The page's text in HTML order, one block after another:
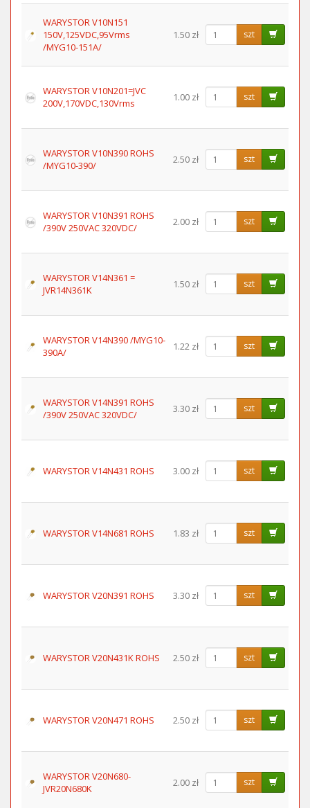
WARYSTOR V10N151
150V,125VDC,95Vrms
/MYG10-151A/
1.50 zł szt
WARYSTOR V10N201=JVC
200V,170VDC,130Vrms
1.00 zł szt
WARYSTOR V10N390 ROHS
/MYG10-390/
2.50 zł szt
WARYSTOR V10N391 ROHS
/390V 250VAC 320VDC/
2.00 zł szt
WARYSTOR V14N361 =
JVR14N361K
1.50 zł szt
WARYSTOR V14N390 /MYG10-
390A/
1.22 zł szt
WARYSTOR V14N391 ROHS
/390V 250VAC 320VDC/
3.30 zł szt
WARYSTOR V14N431 ROHS 3.00 zł szt
WARYSTOR V14N681 ROHS 1.83 zł szt
WARYSTOR V20N391 ROHS 3.30 zł szt
WARYSTOR V20N431K ROHS 2.50 zł szt
WARYSTOR V20N471 ROHS 2.50 zł szt
WARYSTOR V20N680-
JVR20N680K
2.00 zł szt